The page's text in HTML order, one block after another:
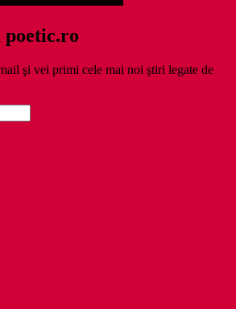
poetic.ro
şi vei primi cele mai noi ştiri legate de